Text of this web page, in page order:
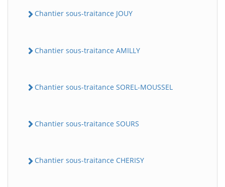
Chantier sous-traitance JOUY
Chantier sous-traitance AMILLY
Chantier sous-traitance SOREL-MOUSSEL
Chantier sous-traitance SOURS
Chantier sous-traitance CHERISY